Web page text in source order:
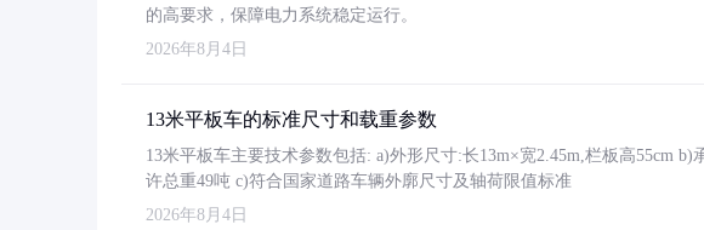
的高要求，保障电力系统稳定运行。
2026年8月4日
13米平板车的标准尺寸和载重参数
13米平板车主要技术参数包括: a)外形尺寸:长13m×宽2.45m,栏板高55cm b)
许总重49吨 c)符合国家道路车辆外廓尺寸及轴荷限值标准
2026年8月4日